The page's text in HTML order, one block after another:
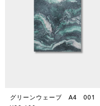
グリーンウェーブ A4 001